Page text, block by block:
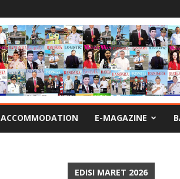
ACCOMMODATION E-MAGAZINE
EDISI MARET 2026